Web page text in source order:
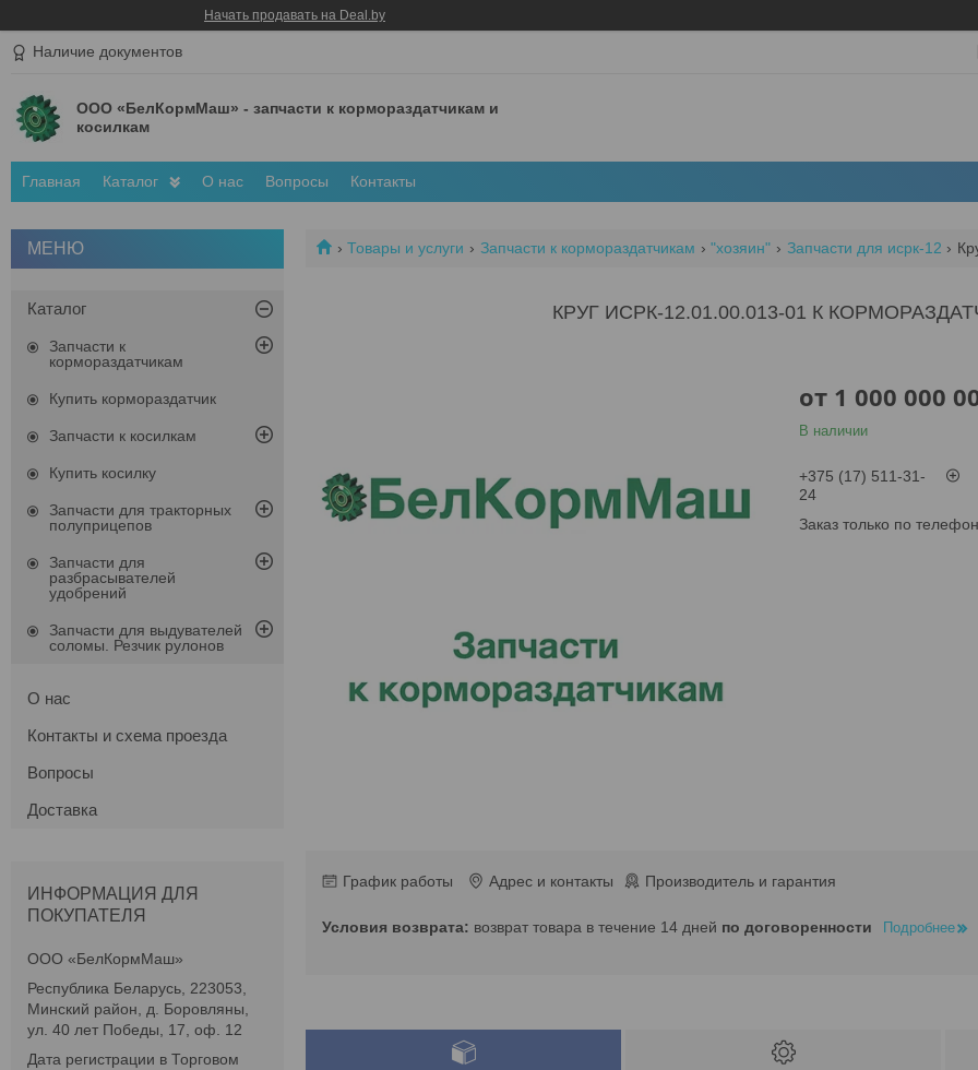
Начать продавать на Deal.by
Наличие документов
ООО «БелКормМаш» - запчасти к кормораздатчикам и
косилкам
Главная Каталог О нас Вопросы Контакты
Товары и услуги Запчасти к кормораздатчикам "хозяин" Запчасти для исрк-12
КРУГ ИСРК-12.01.00.013-01 К
от 1 000 000
В наличии
+375 (17) 511-31-
24
Заказ только по
График работы Адрес и контакты Производитель и гарантия
возврат товара в течение 14 дней по договоренности Подробнее
Каталог
Запчасти к
кормораздатчикам
Купить кормораздатчик
Запчасти к косилкам
Купить косилку
Запчасти для тракторных
полуприцепов
Запчасти для
разбрасывателей
удобрений
Запчасти для выдувателей
соломы. Резчик рулонов
О нас
Контакты и схема проезда
Вопросы
Доставка
ИНФОРМАЦИЯ ДЛЯ
ПОКУПАТЕЛЯ
ООО «БелКормМаш»
Республика Беларусь, 223053,
Минский район, д. Боровляны,
ул. 40 лет Победы, 17, оф. 12
Дата регистрации в Торговом